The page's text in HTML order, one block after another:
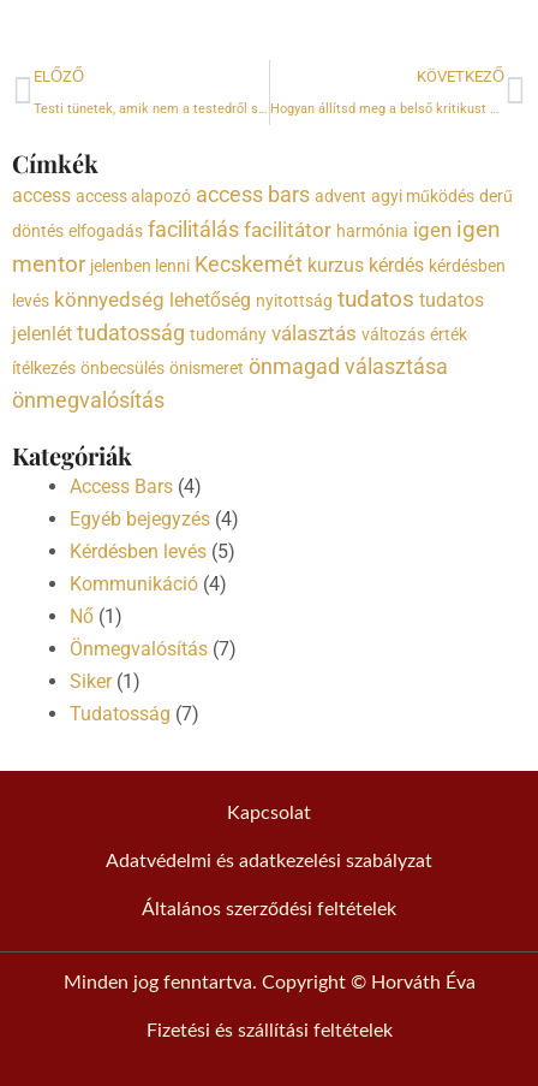
Előző
ELŐZŐ
Testi tünetek, amik nem a testedről szólnak
KÖVETKEZŐ
Hogyan állítsd meg a belső kritikust – Valóban a tiéd ez a hang?
Címkék
access access alapozó access bars advent agyi működés derű
döntés elfogadás facilitálás facilitátor harmónia igen igen
mentor jelenben lenni Kecskemét kurzus kérdés kérdésben
levés könnyedség lehetőség nyitottság tudatos tudatos
jelenlét tudatosság tudomány választás változás érték
ítélkezés önbecsülés önismeret önmagad választása
önmegvalósítás
Kategóriák
Access Bars (4)
Egyéb bejegyzés (4)
Kérdésben levés (5)
Kommunikáció (4)
Nő (1)
Önmegvalósítás (7)
Siker(1)
Tudatosság (7)
Kapcsolat
Adatvédelmi és adatkezelési szabályzat
Általános szerződési feltételek
Minden jog fenntartva. Copyright © Horváth Éva
Fizetési és szállítási feltételek